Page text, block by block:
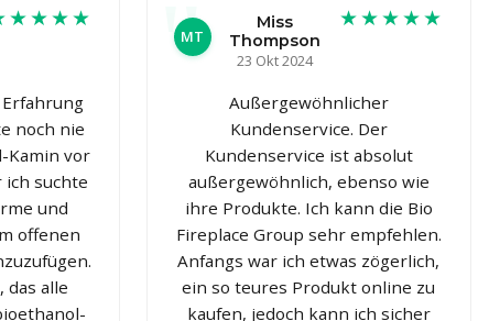
noch nie
Kamin vor
suchte
und
offenen
das alle
MT
Miss
Thompson
23 Okt 2024
★★★★★
Außergewöhnlicher
Kundenservice. Der
Kundenservice ist absolut
außergewöhnlich, ebenso wie
ihre Produkte. Ich kann die Bio
Fireplace Group sehr empfehlen.
Anfangs war ich etwas zögerlich,
ein so teures Produkt online zu
kaufen, jedoch kann ich sicher